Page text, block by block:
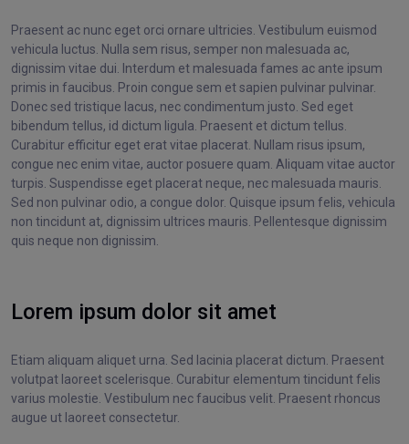
Praesent ac nunc eget orci ornare ultricies. Vestibulum euismod
vehicula luctus. Nulla sem risus, semper non malesuada ac,
dignissim vitae dui. Interdum et malesuada fames ac ante ipsum
primis in faucibus. Proin congue sem et sapien pulvinar pulvinar.
Donec sed tristique lacus, nec condimentum justo. Sed eget
bibendum tellus, id dictum ligula. Praesent et dictum tellus.
Curabitur efficitur eget erat vitae placerat. Nullam risus ipsum,
congue nec enim vitae, auctor posuere quam. Aliquam vitae auctor
turpis. Suspendisse eget placerat neque, nec malesuada mauris.
Sed non pulvinar odio, a congue dolor. Quisque ipsum felis, vehicula
non tincidunt at, dignissim ultrices mauris. Pellentesque dignissim
quis neque non dignissim.
Lorem ipsum dolor sit amet
Etiam aliquam aliquet urna. Sed lacinia placerat dictum. Praesent
volutpat laoreet scelerisque. Curabitur elementum tincidunt felis
varius molestie. Vestibulum nec faucibus velit. Praesent rhoncus
augue ut laoreet consectetur.